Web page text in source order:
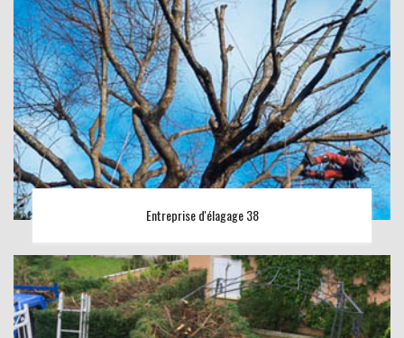
Entreprise d'élagage 38